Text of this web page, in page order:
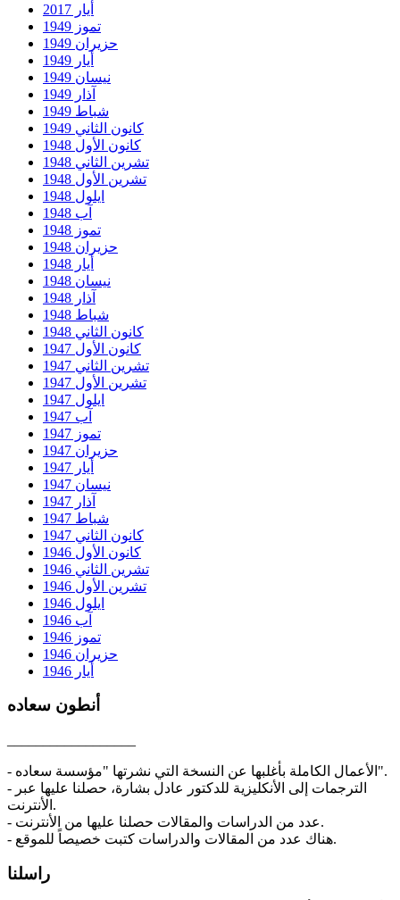
أيار 2017
تموز 1949
حزيران 1949
أيار 1949
نيسان 1949
آذار 1949
شباط 1949
كانون الثاني 1949
كانون الأول 1948
تشرين الثاني 1948
تشرين الأول 1948
ايلول 1948
آب 1948
تموز 1948
حزيران 1948
أيار 1948
نيسان 1948
آذار 1948
شباط 1948
كانون الثاني 1948
كانون الأول 1947
تشرين الثاني 1947
تشرين الأول 1947
ايلول 1947
آب 1947
تموز 1947
حزيران 1947
أيار 1947
نيسان 1947
آذار 1947
شباط 1947
كانون الثاني 1947
كانون الأول 1946
تشرين الثاني 1946
تشرين الأول 1946
ايلول 1946
آب 1946
تموز 1946
حزيران 1946
أيار 1946
أنطون سعاده
- الأعمال الكاملة بأغلبها عن النسخة التي نشرتها "مؤسسة سعاده".
- الترجمات إلى الأنكليزية للدكتور عادل بشارة، حصلنا عليها عبر
الأنترنت.
- عدد من الدراسات والمقالات حصلنا عليها من الأنترنت.
- هناك عدد من المقالات والدراسات كتبت خصيصاً للموقع.
راسلنا